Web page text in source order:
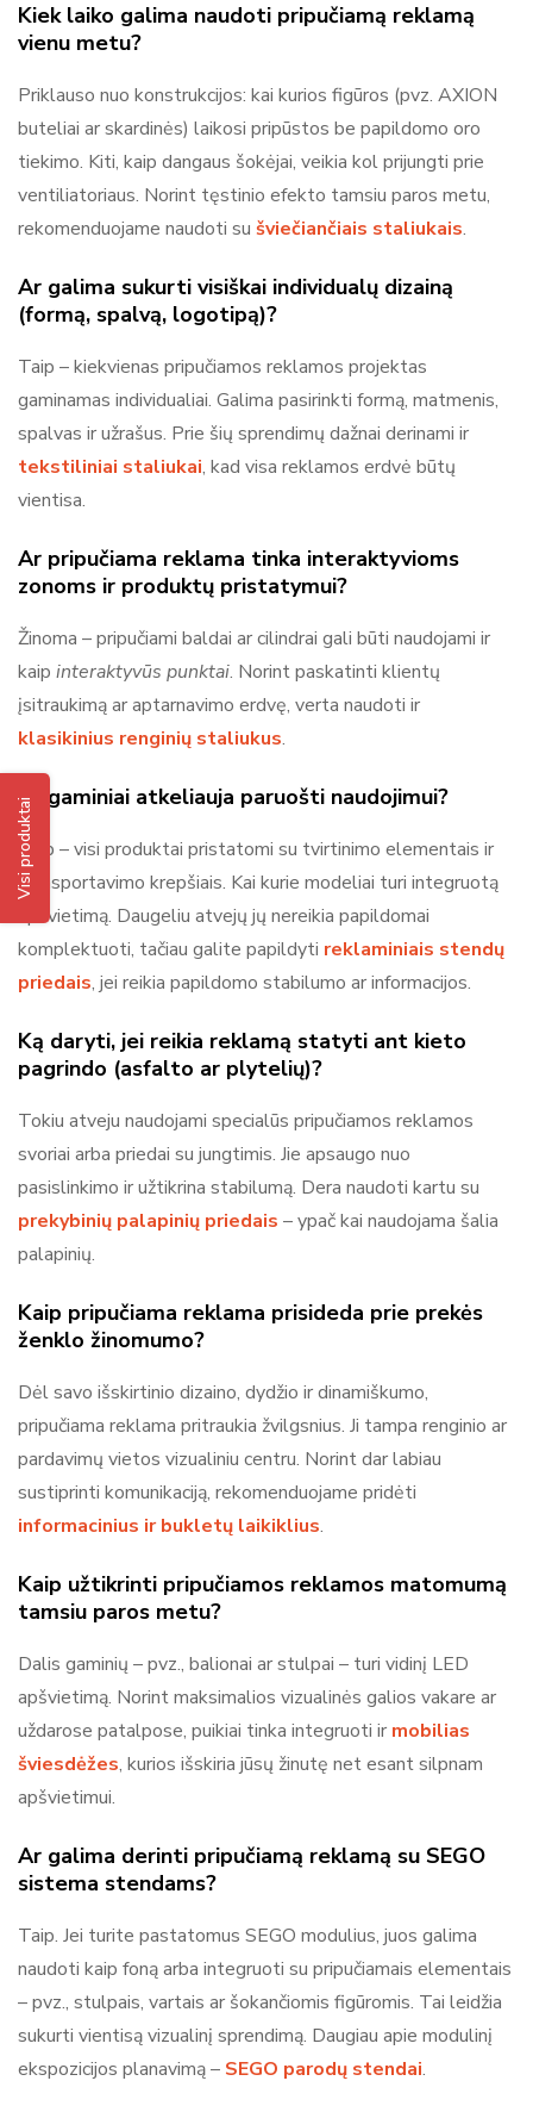
Visi produktai
Kiek laiko galima naudoti pripučiamą reklamą
vienu metu?
Priklauso nuo konstrukcijos: kai kurios figūros (pvz. AXION
buteliai ar skardinės) laikosi pripūstos be papildomo oro
tiekimo. Kiti, kaip dangaus šokėjai, veikia kol prijungti prie
ventiliatoriaus. Norint tęstinio efekto tamsiu paros metu,
rekomenduojame naudoti su šviečiančiais staliukais.
Ar galima sukurti visiškai individualų dizainą
(formą, spalvą, logotipą)?
Taip – kiekvienas pripučiamos reklamos projektas
gaminamas individualiai. Galima pasirinkti formą, matmenis,
spalvas ir užrašus. Prie šių sprendimų dažnai derinami ir
tekstiliniai staliukai, kad visa reklamos erdvė būtų
vientisa.
Ar pripučiama reklama tinka interaktyvioms
zonoms ir produktų pristatymui?
Žinoma – pripučiami baldai ar cilindrai gali būti naudojami ir
kaip interaktyvūs punktai. Norint paskatinti klientų
įsitraukimą ar aptarnavimo erdvę, verta naudoti ir
klasikinius renginių staliukus.
Ar gaminiai atkeliauja paruošti naudojimui?
Taip – visi produktai pristatomi su tvirtinimo elementais ir
transportavimo krepšiais. Kai kurie modeliai turi integruotą
apšvietimą. Daugeliu atvejų jų nereikia papildomai
komplektuoti, tačiau galite papildyti reklaminiais stendų
priedais, jei reikia papildomo stabilumo ar informacijos.
Ką daryti, jei reikia reklamą statyti ant kieto
pagrindo (asfalto ar plytelių)?
Tokiu atveju naudojami specialūs pripučiamos reklamos
svoriai arba priedai su jungtimis. Jie apsaugo nuo
pasislinkimo ir užtikrina stabilumą. Dera naudoti kartu su
prekybinių palapinių priedais – ypač kai naudojama šalia
palapinių.
Kaip pripučiama reklama prisideda prie prekės
ženklo žinomumo?
Dėl savo išskirtinio dizaino, dydžio ir dinamiškumo,
pripučiama reklama pritraukia žvilgsnius. Ji tampa renginio ar
pardavimų vietos vizualiniu centru. Norint dar labiau
sustiprinti komunikaciją, rekomenduojame pridėti
informacinius ir bukletų laikiklius.
Kaip užtikrinti pripučiamos reklamos matomumą
tamsiu paros metu?
Dalis gaminių – pvz., balionai ar stulpai – turi vidinį LED
apšvietimą. Norint maksimalios vizualinės galios vakare ar
uždarose patalpose, puikiai tinka integruoti ir mobilias
šviesdėžes, kurios išskiria jūsų žinutę net esant silpnam
apšvietimui.
Ar galima derinti pripučiamą reklamą su SEGO
sistema stendams?
Taip. Jei turite pastatomus SEGO modulius, juos galima
naudoti kaip foną arba integruoti su pripučiamais elementais
– pvz., stulpais, vartais ar šokančiomis figūromis. Tai leidžia
sukurti vientisą vizualinį sprendimą. Daugiau apie modulinį
ekspozicijos planavimą – SEGO parodų stendai.